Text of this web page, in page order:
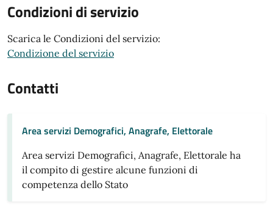
Condizioni di servizio
Scarica le Condizioni del servizio:
Condizione del servizio
Contatti
Area servizi Demografici, Anagrafe, Elettorale
Area servizi Demografici, Anagrafe, Elettorale ha
il compito di gestire alcune funzioni di
competenza dello Stato